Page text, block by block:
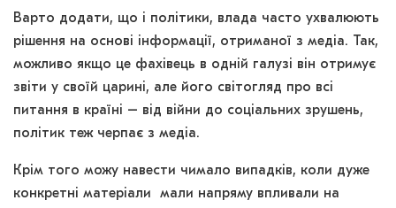
Варто додати, що і політики, влада часто ухвалюють
рішення на основі інформації, отриманої з медіа. Так,
можливо якщо це фахівець в одній галузі він отримує
звіти у своїй царині, але його світогляд про всі
питання в країні – від війни до соціальних зрушень,
політик теж черпає з медіа.
Крім того можу навести чимало випадків, коли дуже
конкретні матеріали мали напряму впливали на